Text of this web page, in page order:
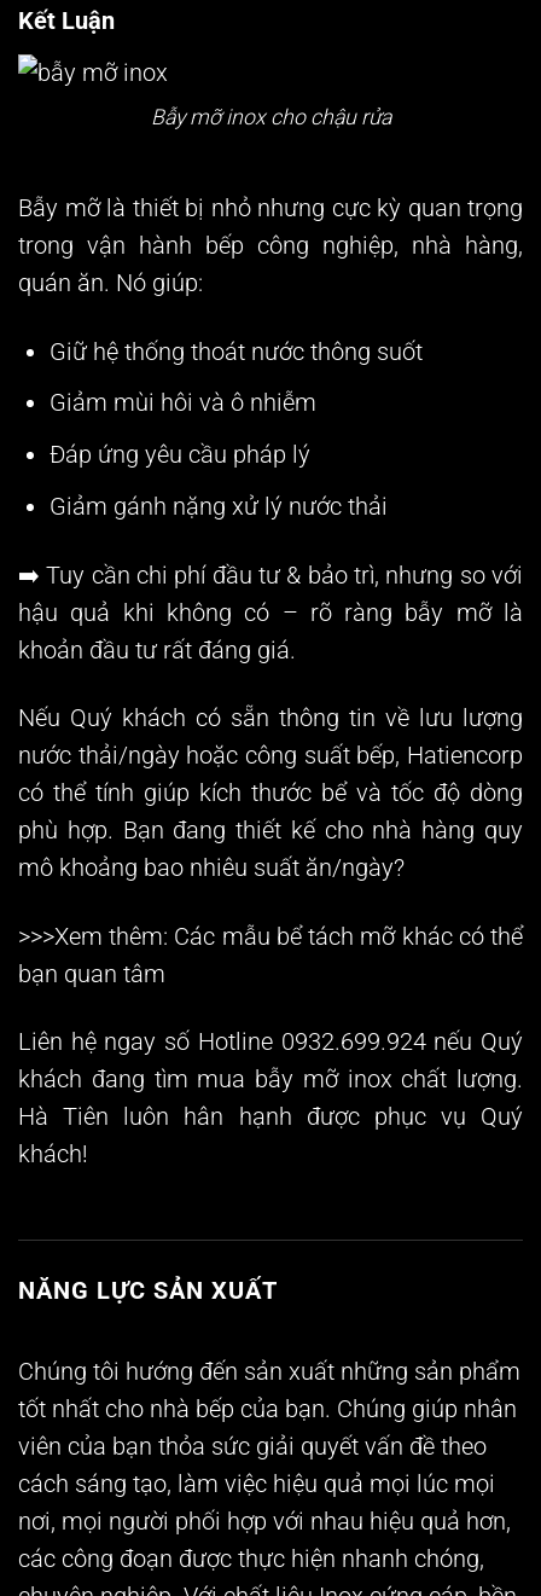
Kết Luận
Bẫy mỡ inox cho chậu rửa
Bẫy mỡ là thiết bị nhỏ nhưng cực kỳ quan trọng
trong vận hành bếp công nghiệp, nhà hàng,
quán ăn. Nó giúp:
Giữ hệ thống thoát nước thông suốt
Giảm mùi hôi và ô nhiễm
Đáp ứng yêu cầu pháp lý
Giảm gánh nặng xử lý nước thải
➡️ Tuy cần chi phí đầu tư & bảo trì, nhưng so với
hậu quả khi không có – rõ ràng bẫy mỡ là
khoản đầu tư rất đáng giá.
Nếu Quý khách có sẵn thông tin về lưu lượng
nước thải/ngày hoặc công suất bếp, Hatiencorp
có thể tính giúp kích thước bể và tốc độ dòng
phù hợp. Bạn đang thiết kế cho nhà hàng quy
mô khoảng bao nhiêu suất ăn/ngày?
>>>Xem thêm: Các mẫu bể tách mỡkhác có thể
bạn quan tâm
Liên hệ ngay số Hotline 0932.699.924 nếu Quý
khách đang tìm mua bẫy mỡ inox chất lượng.
Hà Tiên luôn hân hạnh được phục vụ Quý
khách!
NĂNG LỰC SẢN XUẤT
Chúng tôi hướng đến sản xuất những sản phẩm
tốt nhất cho nhà bếp của bạn. Chúng giúp nhân
viên của bạn thỏa sức giải quyết vấn đề theo
cách sáng tạo, làm việc hiệu quả mọi lúc mọi
nơi, mọi người phối hợp với nhau hiệu quả hơn,
các công đoạn được thực hiện nhanh chóng,